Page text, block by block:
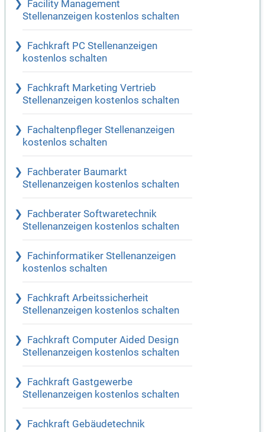
Facility Management
Stellenanzeigen kostenlos schalten
Fachkraft PC Stellenanzeigen
kostenlos schalten
Fachkraft Marketing Vertrieb
Stellenanzeigen kostenlos schalten
Fachaltenpfleger Stellenanzeigen
kostenlos schalten
Fachberater Baumarkt
Stellenanzeigen kostenlos schalten
Fachberater Softwaretechnik
Stellenanzeigen kostenlos schalten
Fachinformatiker Stellenanzeigen
kostenlos schalten
Fachkraft Arbeitssicherheit
Stellenanzeigen kostenlos schalten
Fachkraft Computer Aided Design
Stellenanzeigen kostenlos schalten
Fachkraft Gastgewerbe
Stellenanzeigen kostenlos schalten
Fachkraft Gebäudetechnik